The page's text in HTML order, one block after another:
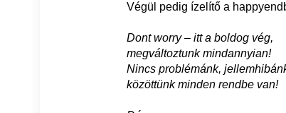
Végül pedig ízelítő a
Dont worry – itt a boldog vég,
megváltoztunk mindannyian!
Nincs problémánk,
közöttünk minden rendbe van!